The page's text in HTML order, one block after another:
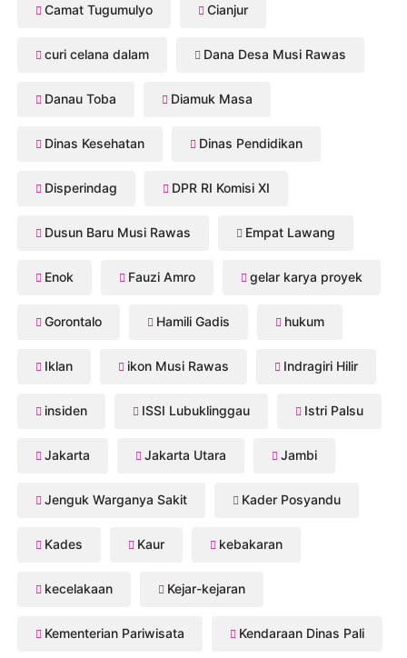
Camat Tugumulyo Cianjur
curi celana dalam Dana Desa Musi Rawas
Danau Toba Diamuk Masa
Dinas Kesehatan Dinas Pendidikan
Disperindag DPR RI Komisi XI
Dusun Baru Musi Rawas Empat Lawang
Enok Fauzi Amro gelar karya proyek
Gorontalo Hamili Gadis hukum
Iklan ikon Musi Rawas Indragiri Hilir
insiden ISSI Lubuklinggau Istri Palsu
Jakarta Jakarta Utara Jambi
Jenguk Warganya Sakit Kader Posyandu
Kades Kaur kebakaran
kecelakaan Kejar-kejaran
Kementerian Pariwisata Kendaraan Dinas Pali